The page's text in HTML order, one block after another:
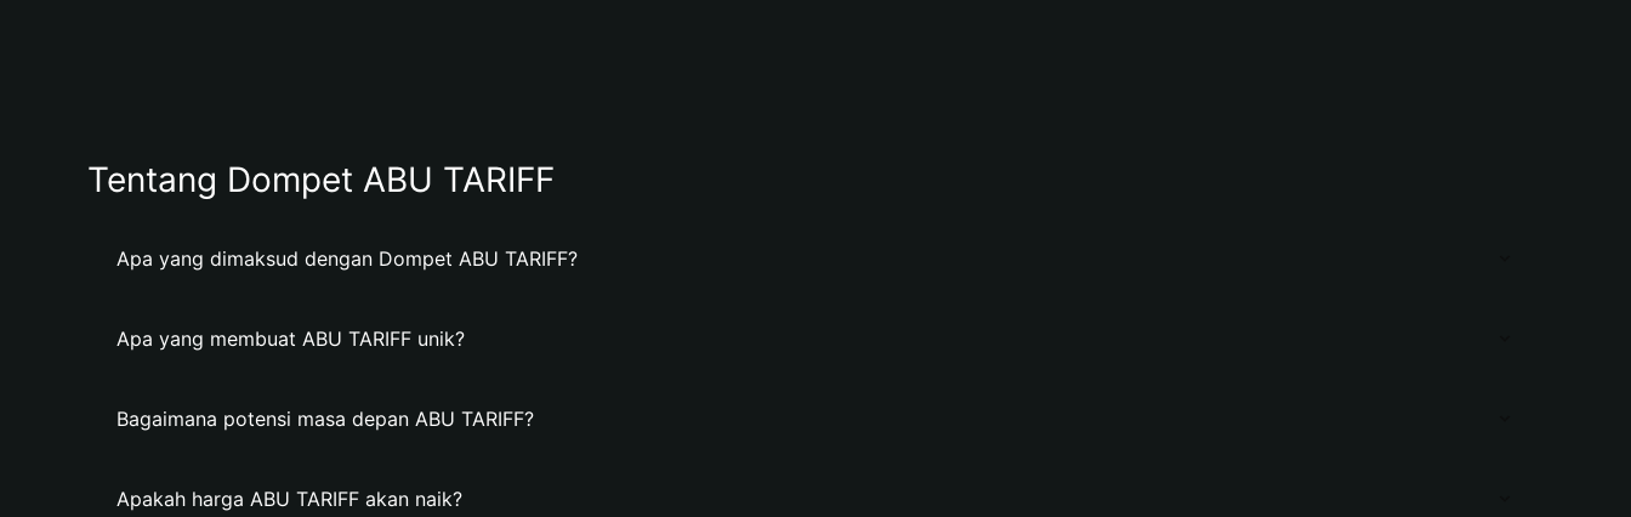
Tentang Dompet ABU TARIFF
Apa yang dimaksud dengan Dompet ABU TARIFF?
Apa yang membuat ABU TARIFF unik?
Bagaimana potensi masa depan ABU TARIFF?
Apakah harga ABU TARIFF akan naik?